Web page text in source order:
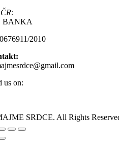
BANKA
2010
us on:
SRDCE. All Rights